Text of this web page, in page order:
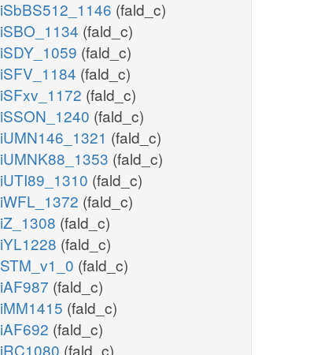
iSbBS512_1146 (fald_c)
iSBO_1134 (fald_c)
iSDY_1059 (fald_c)
iSFV_1184 (fald_c)
iSFxv_1172 (fald_c)
iSSON_1240 (fald_c)
iUMN146_1321 (fald_c)
iUMNK88_1353 (fald_c)
iUTI89_1310 (fald_c)
iWFL_1372 (fald_c)
iZ_1308 (fald_c)
iYL1228 (fald_c)
STM_v1_0 (fald_c)
iAF987 (fald_c)
iMM1415 (fald_c)
iAF692 (fald_c)
iRC1080 (fald_c)